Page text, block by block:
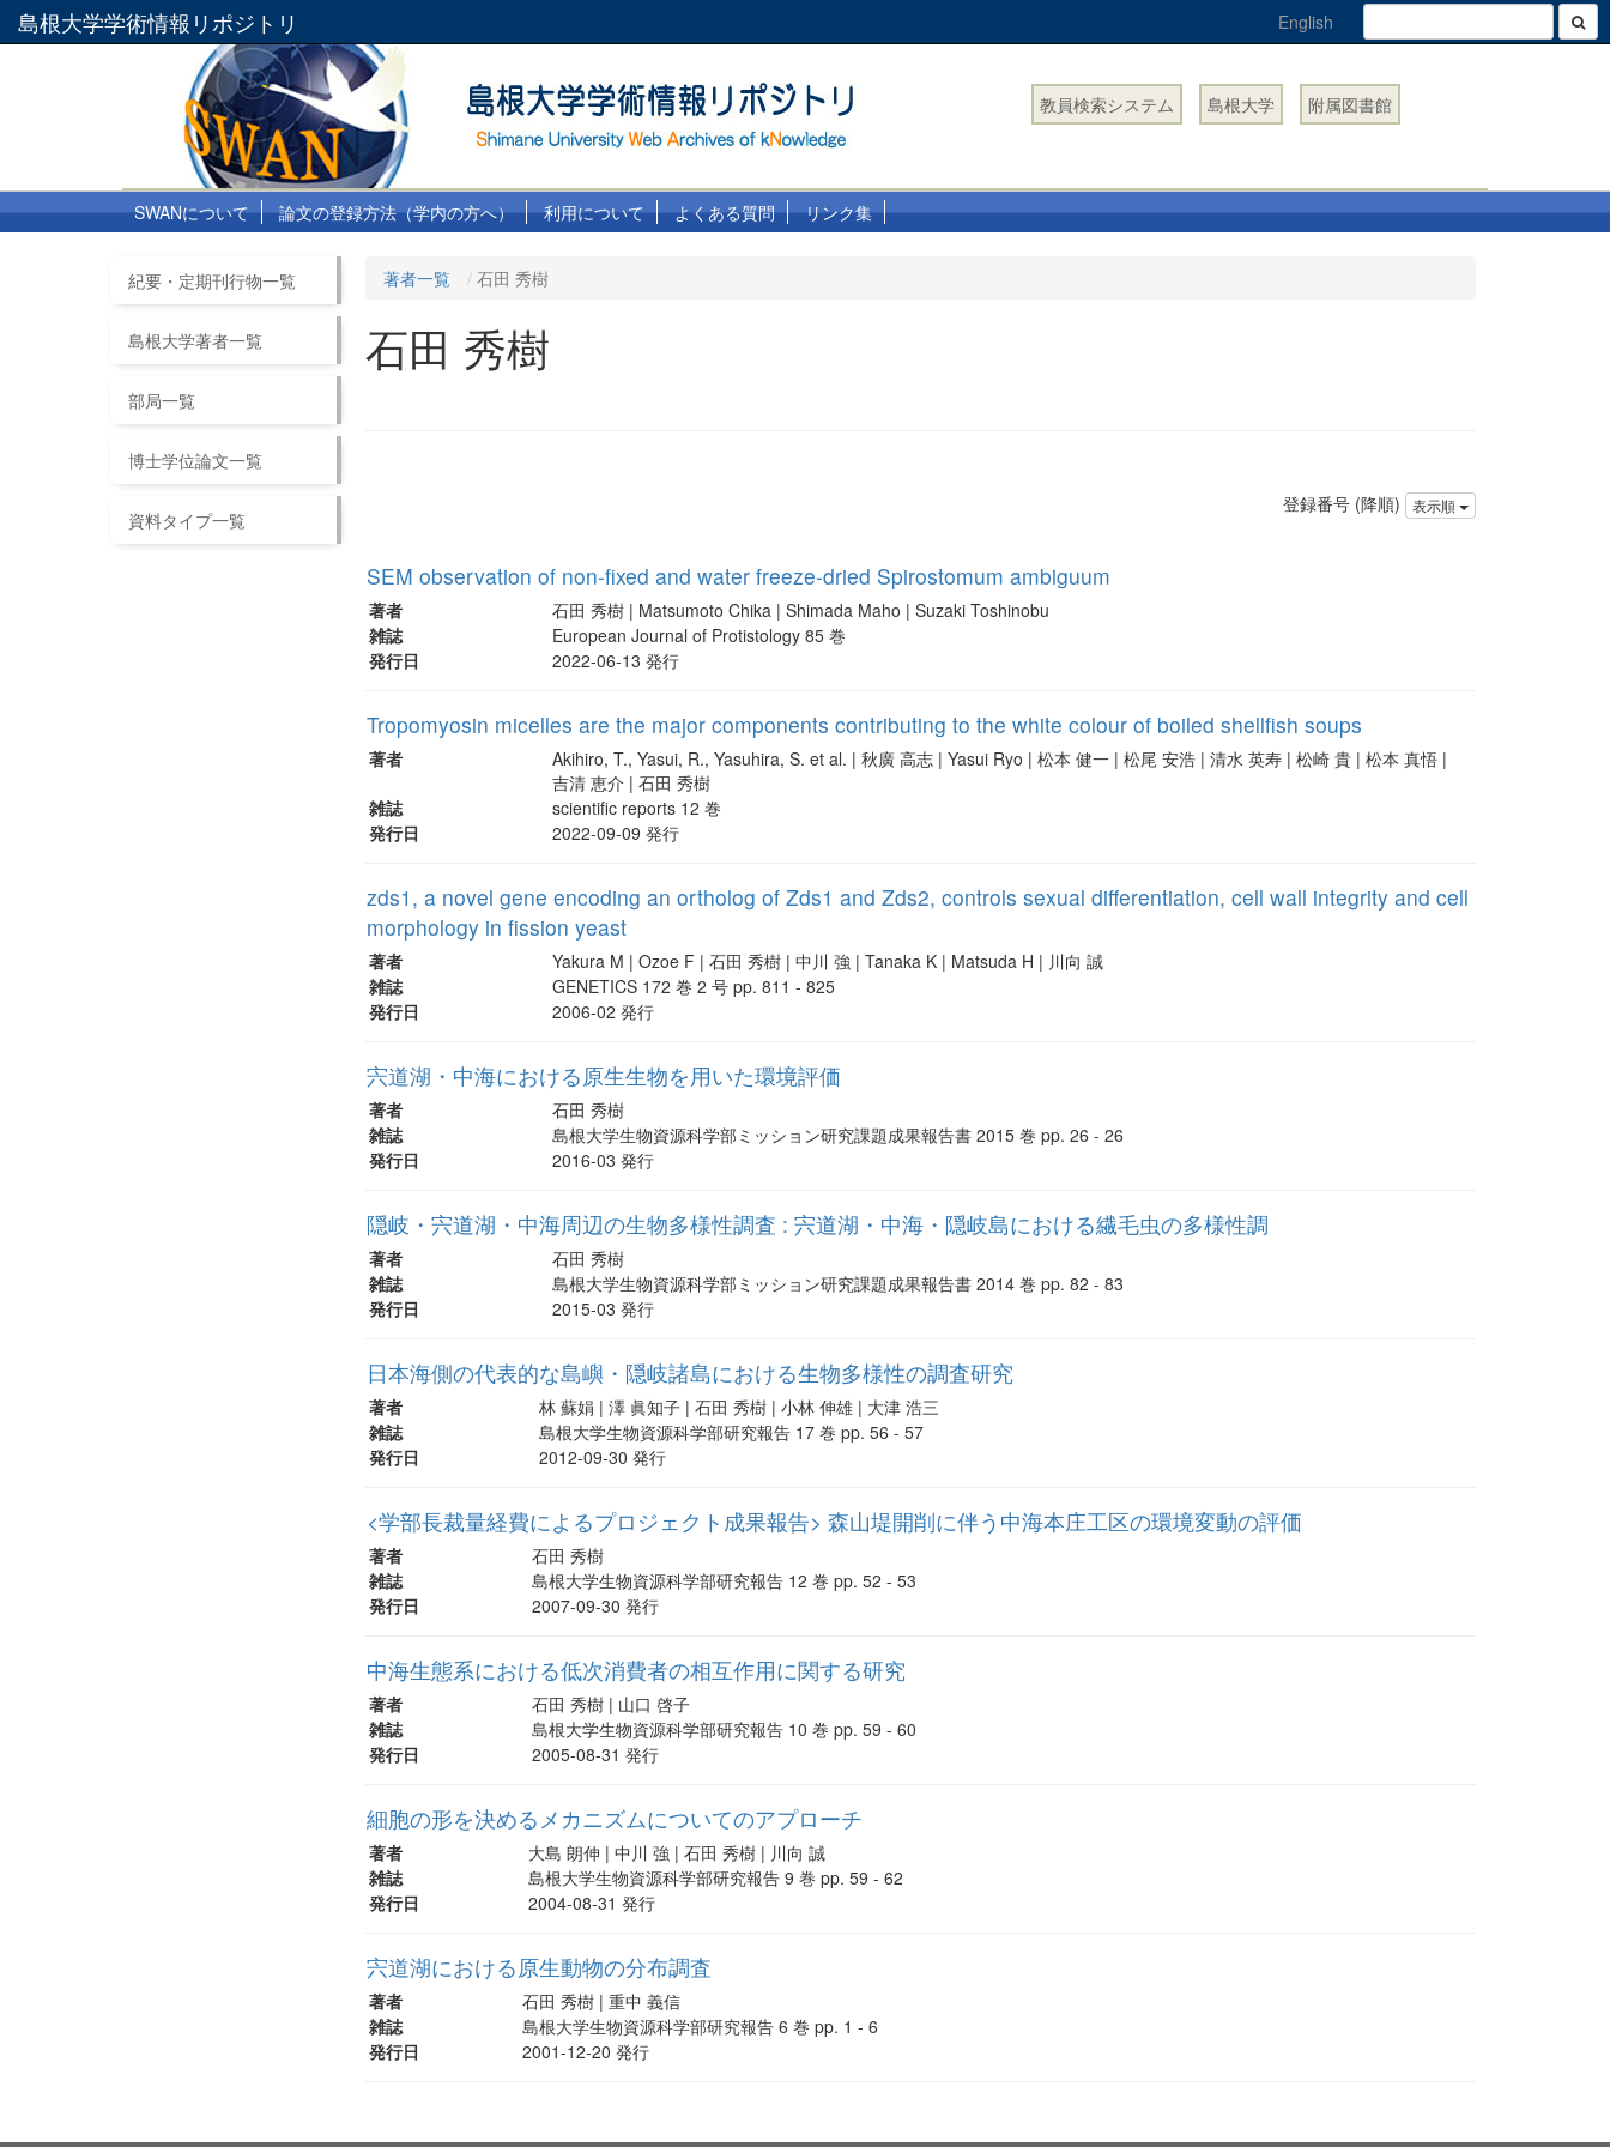
島根大学学術情報リポジトリ English
教員検索システム 島根大学 附属図書館
SWANについて 論文の登録方法（学内の方へ） 利用について よくある質問 リンク集
紀要・定期刊行物一覧
島根大学著者一覧
部局一覧
博士学位論文一覧
資料タイプ一覧
著者一覧 石田 秀樹
石田 秀樹
登録番号 (降順) 表示順
SEM observation of non-fixed and water freeze-dried Spirostomum ambiguum
著者
石田 秀樹 | Matsumoto Chika | Shimada Maho | Suzaki Toshinobu
雑誌
European Journal of Protistology 85 巻
発行日
2022-06-13 発行
Tropomyosin micelles are the major components contributing to the white colour of boiled shellfish soups
著者
Akihiro, T., Yasui, R., Yasuhira, S. et al. | 秋廣 高志 | Yasui Ryo | 松本 健一 | 松尾 安浩 | 清水 英寿 | 松崎 貴 | 松本 真悟 |
吉清 恵介 | 石田 秀樹
雑誌
scientific reports 12 巻
発行日
2022-09-09 発行
zds1, a novel gene encoding an ortholog of Zds1 and Zds2, controls sexual differentiation, cell wall integrity and cell
morphology in fission yeast
著者
Yakura M | Ozoe F | 石田 秀樹 | 中川 強 | Tanaka K | Matsuda H | 川向 誠
雑誌
GENETICS 172 巻 2 号 pp. 811 - 825
発行日
2006-02 発行
宍道湖・中海における原生生物を用いた環境評価
著者
石田 秀樹
雑誌
島根大学生物資源科学部ミッション研究課題成果報告書 2015 巻 pp. 26 - 26
発行日
2016-03 発行
隠岐・宍道湖・中海周辺の生物多様性調査 : 宍道湖・中海・隠岐島における繊毛虫の多様性調
著者
石田 秀樹
雑誌
島根大学生物資源科学部ミッション研究課題成果報告書 2014 巻 pp. 82 - 83
発行日
2015-03 発行
日本海側の代表的な島嶼・隠岐諸島における生物多様性の調査研究
著者
林 蘇娟 | 澤 眞知子 | 石田 秀樹 | 小林 伸雄 | 大津 浩三
雑誌
島根大学生物資源科学部研究報告 17 巻 pp. 56 - 57
発行日
2012-09-30 発行
<学部長裁量経費によるプロジェクト成果報告> 森山堤開削に伴う中海本庄工区の環境変動の評価
著者
石田 秀樹
雑誌
島根大学生物資源科学部研究報告 12 巻 pp. 52 - 53
発行日
2007-09-30 発行
中海生態系における低次消費者の相互作用に関する研究
著者
石田 秀樹 | 山口 啓子
雑誌
島根大学生物資源科学部研究報告 10 巻 pp. 59 - 60
発行日
2005-08-31 発行
細胞の形を決めるメカニズムについてのアプローチ
著者
大島 朗伸 | 中川 強 | 石田 秀樹 | 川向 誠
雑誌
島根大学生物資源科学部研究報告 9 巻 pp. 59 - 62
発行日
2004-08-31 発行
宍道湖における原生動物の分布調査
著者
石田 秀樹 | 重中 義信
雑誌
島根大学生物資源科学部研究報告 6 巻 pp. 1 - 6
発行日
2001-12-20 発行